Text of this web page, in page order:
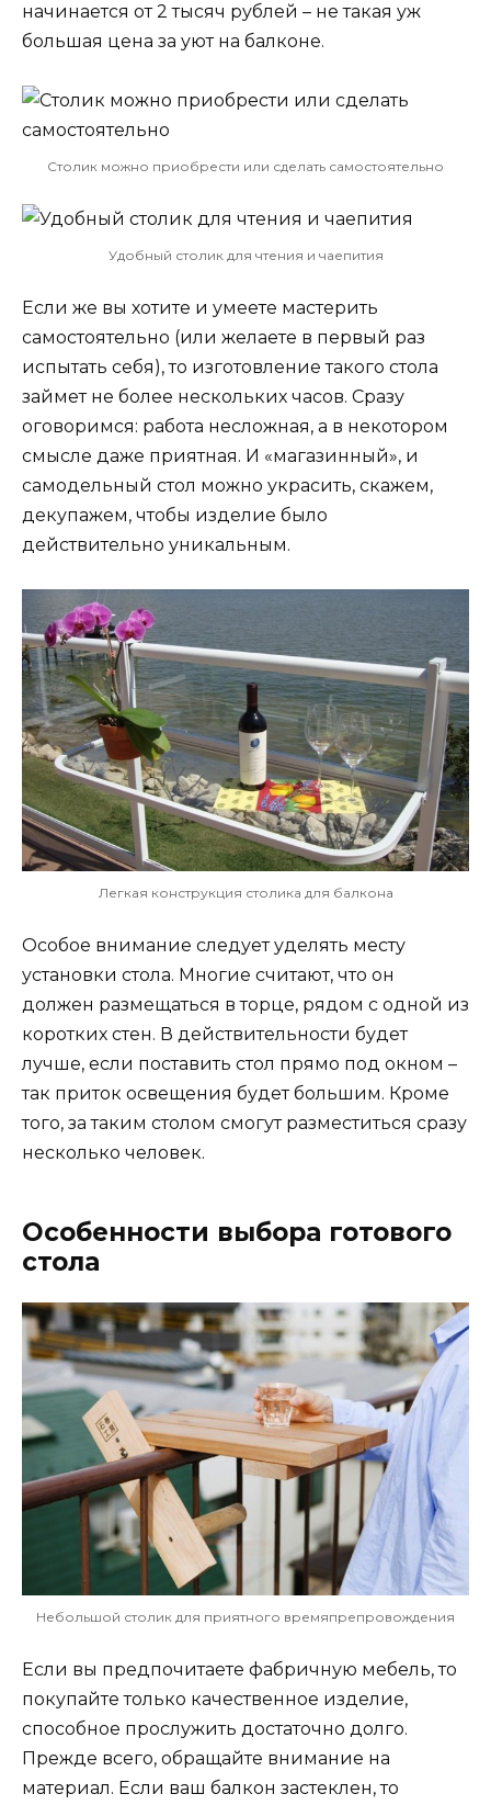
начинается от 2 тысяч рублей – не такая уж
большая цена за уют на балконе.
Столик можно приобрести или сделать самостоятельно
Удобный столик для чтения и чаепития
Если же вы хотите и умеете мастерить
самостоятельно (или желаете в первый раз
испытать себя), то изготовление такого стола
займет не более нескольких часов. Сразу
оговоримся: работа несложная, а в некотором
смысле даже приятная. И «магазинный», и
самодельный стол можно украсить, скажем,
декупажем, чтобы изделие было
действительно уникальным.
Легкая конструкция столика для балкона
Особое внимание следует уделять месту
установки стола. Многие считают, что он
должен размещаться в торце, рядом с одной из
коротких стен. В действительности будет
лучше, если поставить стол прямо под окном –
так приток освещения будет большим. Кроме
того, за таким столом смогут разместиться сразу
несколько человек.
Особенности выбора готового
стола
Небольшой столик для приятного времяпрепровождения
Если вы предпочитаете фабричную мебель, то
покупайте только качественное изделие,
способное прослужить достаточно долго.
Прежде всего, обращайте внимание на
материал. Если ваш балкон застеклен, то